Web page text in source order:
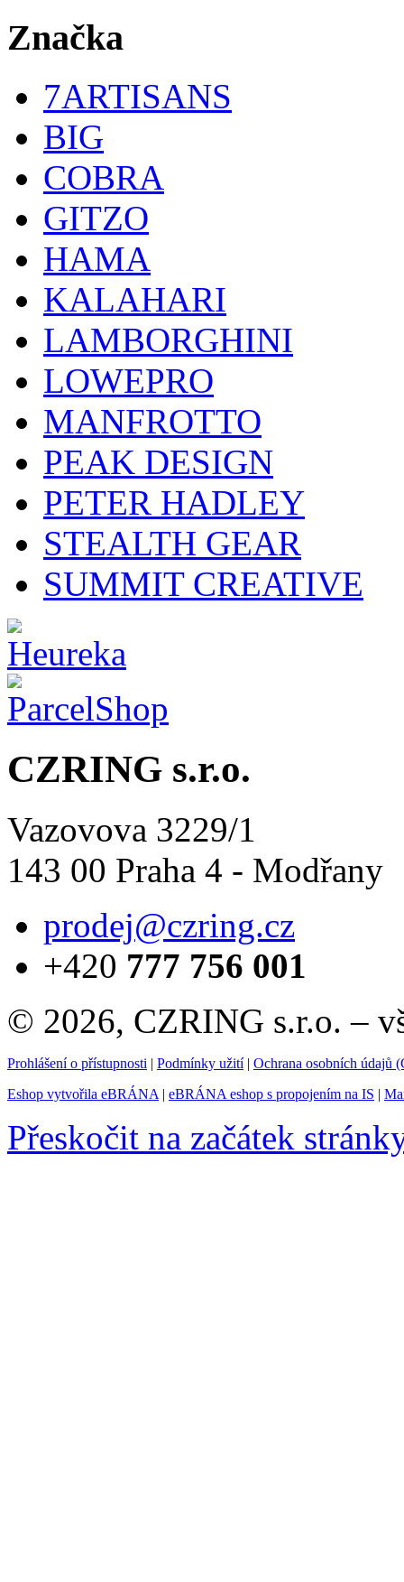
Značka
7ARTISANS
BIG
COBRA
GITZO
HAMA
KALAHARI
LAMBORGHINI
LOWEPRO
MANFROTTO
PEAK DESIGN
PETER HADLEY
STEALTH GEAR
SUMMIT CREATIVE
CZRING s.r.o.
Vazovova 3229/1
143 00 Praha 4 - Modřany
prodej@czring.cz
+420 777 756 001
© 2026, CZRING s.r.o. –
Prohlášení o přístupnosti | Podmínky užití| Ochrana osobních údajů
Eshop vytvořila eBRÁNA | eBRÁNA eshop s propojením na IS |
Přeskočit na začátek